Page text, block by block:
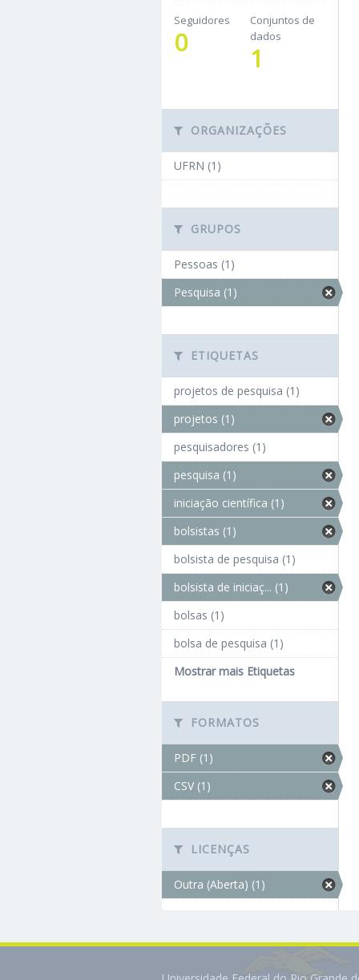
Seguidores
0
Conjuntos de
dados
1
ORGANIZAÇÕES
UFRN (1)
GRUPOS
Pessoas (1)
Pesquisa (1)
ETIQUETAS
projetos de pesquisa (1)
projetos (1)
pesquisadores (1)
pesquisa (1)
iniciação científica (1)
bolsistas (1)
bolsista de pesquisa (1)
bolsista de iniciaç... (1)
bolsas (1)
bolsa de pesquisa (1)
Mostrar mais Etiquetas
FORMATOS
PDF (1)
CSV (1)
LICENÇAS
Outra (Aberta) (1)